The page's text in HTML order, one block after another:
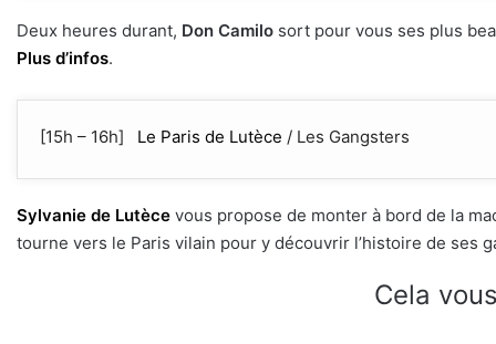
Deux heures durant, Don Camilo sort pour vous ses plus
Plus d’infos.
[15h – 16h] Le Paris de Lutèce / Les Gangsters
Sylvanie de Lutèce vous propose de monter à bord de la
tourne vers le Paris vilain pour y découvrir l’histoire de ses
Cela